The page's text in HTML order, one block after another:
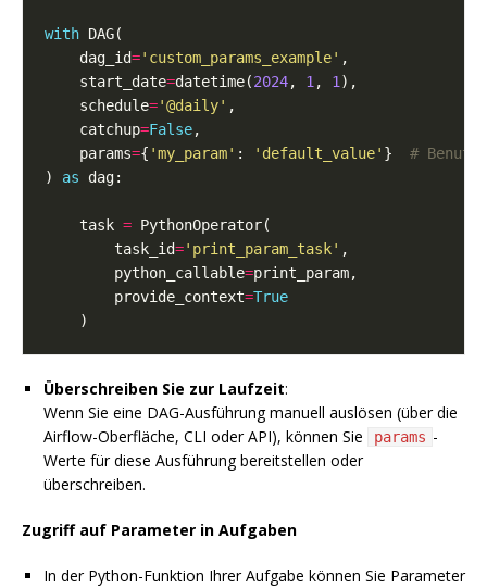
with
    dag_id
='custom_params_example'
    start_date
=datetime(2024, 1 , 1
    schedule
='@daily'
    catchup
=False
    params
={ 'my_param' : 'default_value' } #
) as
    task
=
        task_id
='print_param_task'
        python_callable
=
        provide_context
=True
Überschreiben Sie zur Laufzeit:
Wenn Sie eine DAG-Ausführung manuell auslösen (über die
Airflow-Oberfläche, CLI oder API), können Sie
params -
Werte für diese Ausführung bereitstellen oder
überschreiben.
Zugriff auf Parameter in Aufgaben
In der Python-Funktion Ihrer Aufgabe können Sie Parameter